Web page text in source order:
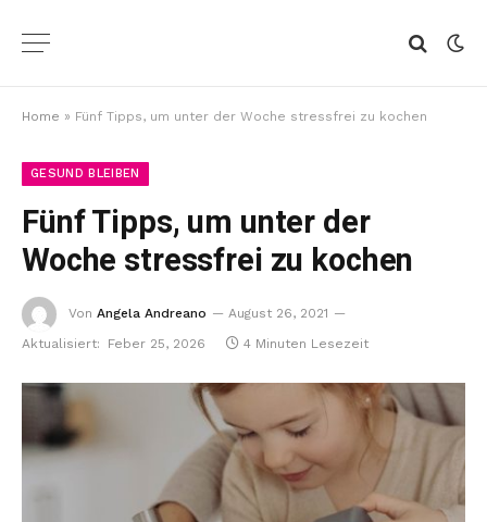
Home » Fünf Tipps, um unter der Woche stressfrei zu kochen
GESUND BLEIBEN
Fünf Tipps, um unter der
Woche stressfrei zu kochen
Von Angela Andreano
August 26, 2021
Aktualisiert:
Feber 25, 2026 4 Minuten Lesezeit